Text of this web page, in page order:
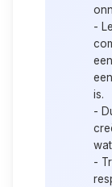
-
is.
-
-